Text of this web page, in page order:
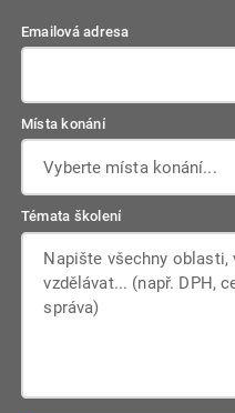
Emailová adresa
Místa konání
Vyberte místa konání...
Témata školení